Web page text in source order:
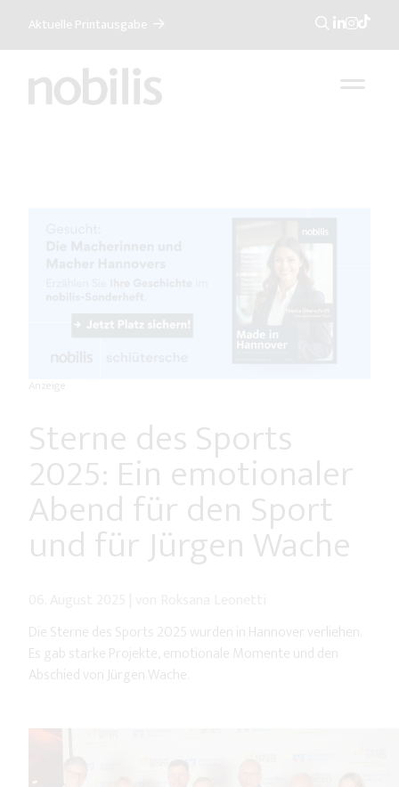
Aktuelle Printausgabe
Suche
Anzeige
Sterne des Sports
2025: Ein emotionaler
Abend für den Sport
und für Jürgen Wache
Die Sterne des Sports 2025 wurden in Hannover verliehen.
Es gab starke Projekte, emotionale Momente und den
Abschied von Jürgen Wache.